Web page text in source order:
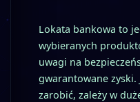
Lokata bankowa to
wybieranych
uwagi na
gwarantowane zyski.
zarobić, zależy w